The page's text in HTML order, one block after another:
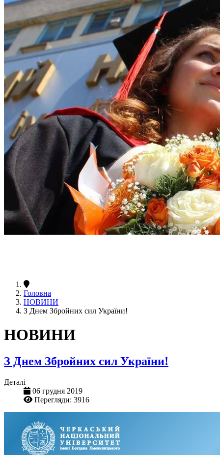
Головна
НОВИНИ
З Днем Збройних сил України!
НОВИНИ
З Днем Збройних сил України!
Деталі
06 грудня 2019
Перегляди: 3916